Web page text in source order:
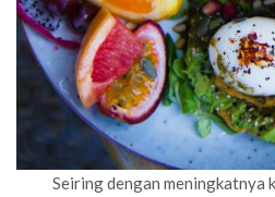
Seiring dengan meningkatnya